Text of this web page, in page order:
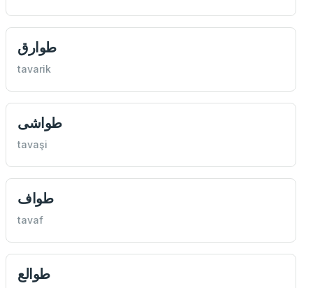
طوارق
tavarik
طواشی
tavaşi
طواف
tavaf
طوالع